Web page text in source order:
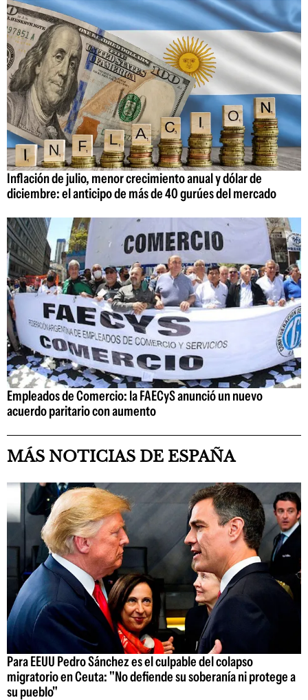
Inflación de julio, menor crecimiento anual y dólar de
diciembre: el anticipo de más de 40 gurúes del mercado
Empleados de Comercio: la FAECyS anunció un nuevo
acuerdo paritario con aumento
MÁS NOTICIAS DE ESPAÑA
Para EEUU Pedro Sánchez es el culpable del colapso
migratorio en Ceuta: "No defiende su soberanía ni protege a
su pueblo"